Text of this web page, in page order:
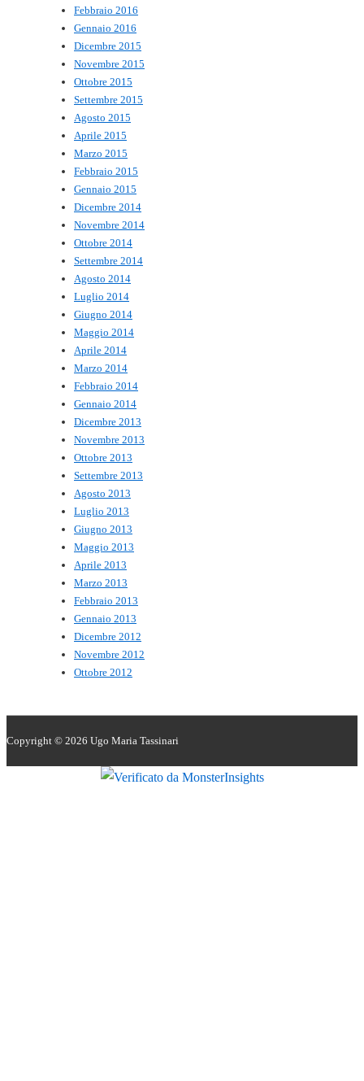
Febbraio 2016
Gennaio 2016
Dicembre 2015
Novembre 2015
Ottobre 2015
Settembre 2015
Agosto 2015
Aprile 2015
Marzo 2015
Febbraio 2015
Gennaio 2015
Dicembre 2014
Novembre 2014
Ottobre 2014
Settembre 2014
Agosto 2014
Luglio 2014
Giugno 2014
Maggio 2014
Aprile 2014
Marzo 2014
Febbraio 2014
Gennaio 2014
Dicembre 2013
Novembre 2013
Ottobre 2013
Settembre 2013
Agosto 2013
Luglio 2013
Giugno 2013
Maggio 2013
Aprile 2013
Marzo 2013
Febbraio 2013
Gennaio 2013
Dicembre 2012
Novembre 2012
Ottobre 2012
Copyright © 2026 Ugo Maria Tassinari